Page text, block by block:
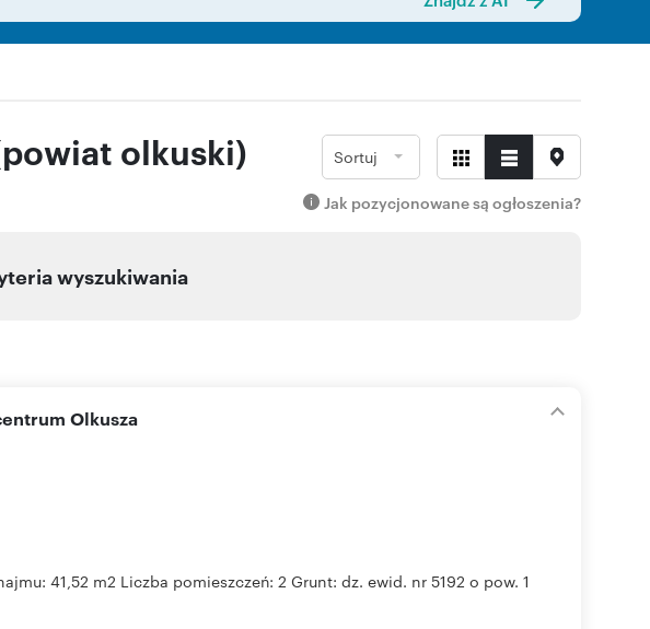
olkuski) Sortuj
Jak pozycjonowane są ogłoszenia?
wyszukiwania
Olkusza
41,52 m2 Liczba pomieszczeń: 2 Grunt: dz. ewid. nr 5192 o pow. 1